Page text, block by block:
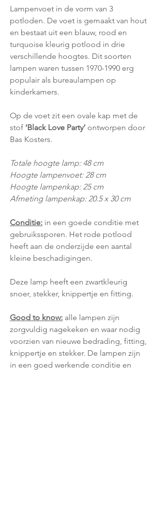
Lampenvoet in de vorm van 3
potloden. De voet is gemaakt van hout
en bestaat uit een blauw, rood en
turquoise kleurig potlood in drie
verschillende hoogtes. Dit soorten
lampen waren tussen 1970-1990 erg
populair als bureaulampen op
kinderkamers.
Op de voet zit een ovale kap met de
stof ‘Black Love Party’ ontworpen door
Bas Kosters.
Totale hoogte lamp: 48 cm
Hoogte lampenvoet: 28 cm
Hoogte lampenkap: 25 cm
Afmeting lampenkap: 20.5 x 30 cm
Conditie: in een goede conditie met
gebruikssporen. Het rode potlood
heeft aan de onderzijde een aantal
kleine beschadigingen.
Deze lamp heeft een zwartkleurig
snoer, stekker, knippertje en fitting.
Good to know: alle lampen zijn
zorgvuldig nagekeken en waar nodig
voorzien van nieuwe bedrading, fitting,
knippertje en stekker. De lampen zijn
in een goed werkende conditie en